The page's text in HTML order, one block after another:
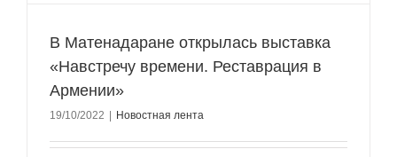
В Матенадаране открылась выставка
«Навстречу времени. Реставрация в
Армении»
19/10/2022 Новостная лента